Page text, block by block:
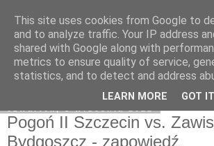
Zawisza1946.pl
Pogoń II Szczecin vs.
Bydgoszcz - zapowiedź
This site uses cookies from Google to
and to analyze traffic. Your IP address
shared with Google along with
metrics to ensure quality of service,
statistics, and to detect and address
LEARN MORE GOT IT